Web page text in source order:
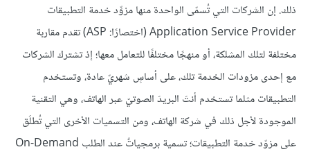
ذلك. إن الشركات التي تُسمّى الواحدة منها مزوِّد خدمة التطبيقات
Application Service Provider (اختصارًا: ASP) تقدم مقاربة
مختلفة لتلك المشلكة، أو منهجًا مختلفًا للتعامل معها؛ إذ تشترك الشركات
مع إحدى مزودات الخدمة تلك، على أساسٍ شهريّ عادة، وتستخدم
التطبيقات مثلما تستخدم أنتَ البريدَ الصوتيّ عبر الهاتف، وهي التقنية
الموجودة لأجل ذلك في شركة الهاتف، ومن التسميات الأخرى التي تُطلَق
على مزوّد خدمة التطبيقات؛ تسمية برمجياتٌ عند الطلب On-Demand